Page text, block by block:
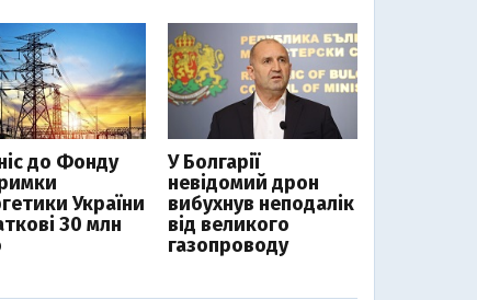
до Фонду
України
30 млн
У Болгарії
невідомий дрон
вибухнув неподалік
від великого
газопроводу